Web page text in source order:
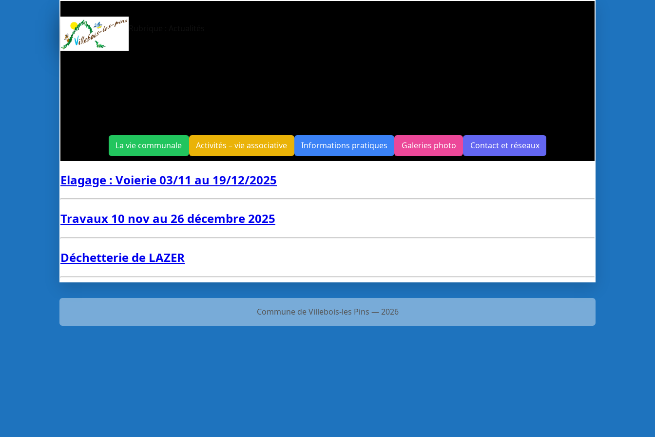
La vie communale Activités – vie associative Informations pratiques Galeries photo Contact et réseaux
Elagage : Voierie 03/11 au 19/12/2025
Travaux 10 nov au 26 décembre 2025
Déchetterie de LAZER
Commune de Villebois-les Pins — 2026